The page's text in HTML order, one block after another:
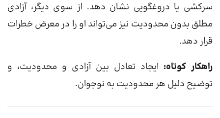
سرکشی یا دروغگویی نشان دهد. از سوی دیگر، آزادی
مطلق بدون محدودیت نیز می‌تواند او را در معرض خطرات
قرار دهد.
راهکار کوتاه: ایجاد تعادل بین آزادی و محدودیت، و
توضیح دلیل هر محدودیت به نوجوان.